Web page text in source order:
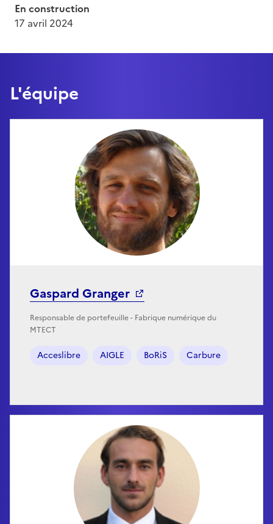
En construction
17 avril 2024
L'équipe
Gaspard Granger
Responsable de portefeuille - Fabrique numérique du
MTECT
Acceslibre AIGLE BoRiS Carbure